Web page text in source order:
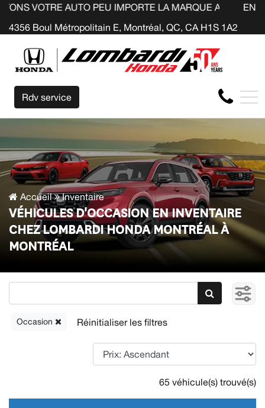
PEU IMPORTE LA MARQUE AVANT LA FIN DE
4356 Boul Métropolitain E, Montréal, QC, CA H1S 1A2
EN
Rdv service
Accueil Inventaire
VÉHICULES D'OCCASION EN INVENTAIRE
CHEZ LOMBARDI HONDA MONTRÉAL À
MONTRÉAL
Occasion
65 véhicule(s) trouvé(s)